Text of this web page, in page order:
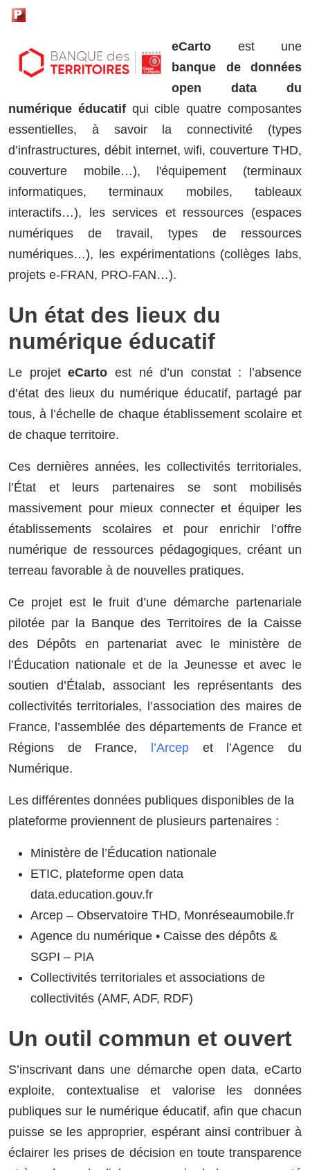
eCarto est une
banque de données
open data du
numérique éducatifqui cible quatre composantes
essentielles, à savoir la connectivité (types
d’infrastructures, débit internet, wifi, couverture THD,
couverture mobile…), l'équipement (terminaux
informatiques, terminaux mobiles, tableaux
interactifs…), les services et ressources (espaces
numériques de travail, types de ressources
numériques…), les expérimentations (collèges labs,
projets e-FRAN, PRO-FAN…).
Un état des lieux du
numérique éducatif
Le projeteCarto est né d’un constat : l’absence
d’état des lieux du numérique éducatif, partagé par
tous, à l’échelle de chaque établissement scolaire et
de chaque territoire.
Ces dernières années, les collectivités territoriales,
l’État et leurs partenaires se sont mobilisés
massivement pour mieux connecter et équiper les
établissements scolaires et pour enrichir l’offre
numérique de ressources pédagogiques, créant un
terreau favorable à de nouvelles pratiques.
Ce projet est le fruit d’une démarche partenariale
pilotée par la Banque des Territoires de la Caisse
des Dépôts en partenariat avec le ministère de
l’Éducation nationale et de la Jeunesse et avec le
soutien d’Étalab, associant les représentants des
collectivités territoriales, l’association des maires de
France, l’assemblée des départements de France et
Régions de France, l’Arcep et l’Agence du
Numérique.
Les différentes données publiques disponibles de la
plateforme proviennent de plusieurs partenaires :
Ministère de l’Éducation nationale
ETIC, plateforme open data
data.education.gouv.fr
Arcep – Observatoire THD, Monréseaumobile.fr
Agence du numérique • Caisse des dépôts &
SGPI – PIA
Collectivités territoriales et associations de
collectivités (AMF, ADF, RDF)
Un outil commun et ouvert
S’inscrivant dans une démarche open data, eCarto
exploite, contextualise et valorise les données
publiques sur le numérique éducatif, afin que chacun
puisse se les approprier, espérant ainsi contribuer à
éclairer les prises de décision en toute transparence